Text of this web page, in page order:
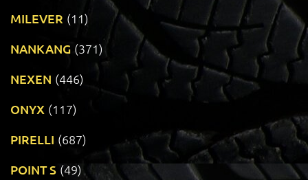
MILEVER (11)
NANKANG (371)
NEXEN (446)
ONYX (117)
PIRELLI (687)
POINT S (49)